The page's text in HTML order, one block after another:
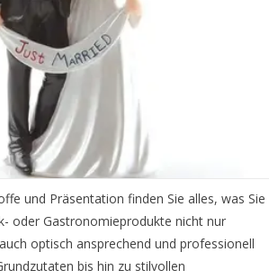
und Präsentation finden Sie alles, was Sie
oder Gastronomieprodukte nicht nur
optisch ansprechend und professionell
bis hin zu stilvollen